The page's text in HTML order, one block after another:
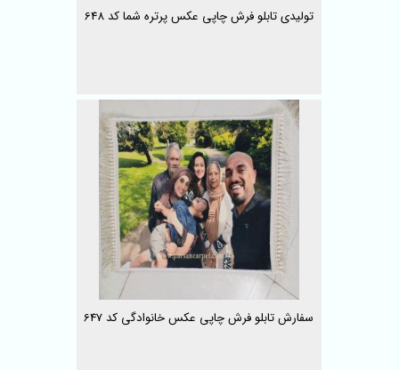
تولیدی تابلو فرش چاپی عکس پرتره شما کد 648
سفارش تابلو فرش چاپی عکس خانوادگی کد 647